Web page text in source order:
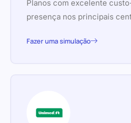
Planos com excelente
presença nos principais
Fazer uma simulação